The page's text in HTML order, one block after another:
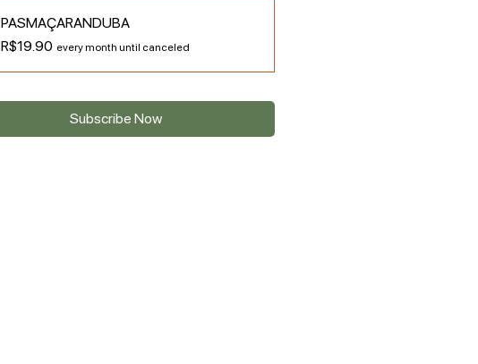
PASMAÇARANDUBA
R$19.90 every month until canceled
Subscribe Now